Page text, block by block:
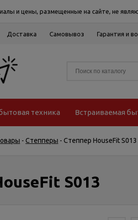
и цены, размещенные на сайте, не
Доставка Самовывоз Гарантия и
техника Встраиваемая
- Степперы - Степпер HouseFit S013
S013